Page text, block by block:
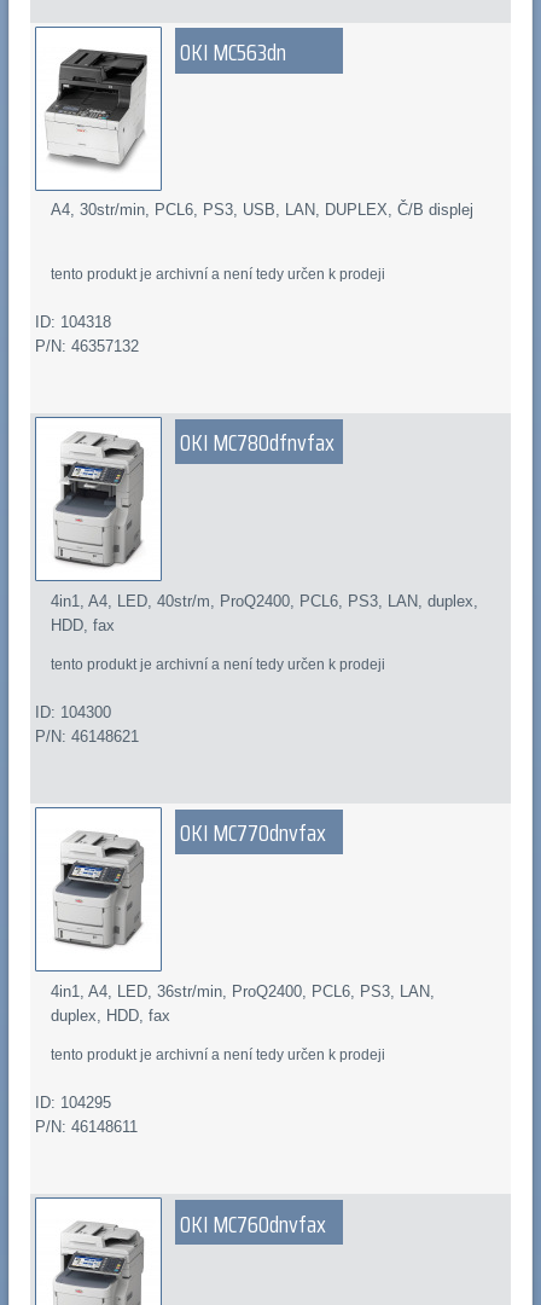
OKI MC563dn
A4, 30str/min, PCL6, PS3, USB, LAN, DUPLEX, Č/B displej
tento produkt je archivní a není tedy určen k prodeji
ID: 104318
P/N: 46357132
OKI MC780dfnvfax
4in1, A4, LED, 40str/m, ProQ2400, PCL6, PS3, LAN, duplex,
HDD, fax
tento produkt je archivní a není tedy určen k prodeji
ID: 104300
P/N: 46148621
OKI MC770dnvfax
4in1, A4, LED, 36str/min, ProQ2400, PCL6, PS3, LAN,
duplex, HDD, fax
tento produkt je archivní a není tedy určen k prodeji
ID: 104295
P/N: 46148611
OKI MC760dnvfax